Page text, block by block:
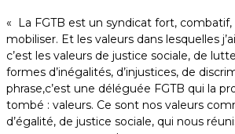
« La FGTB est un syndicat fort, combatif,
mobiliser. Et les valeurs dans lesquelles
c’est les valeurs de justice sociale, de
formes d’inégalités, d’injustices, de
phrase,c’est une déléguée FGTB qui la
tombé : valeurs. Ce sont nos valeurs
d’égalité, de justice sociale, qui nous